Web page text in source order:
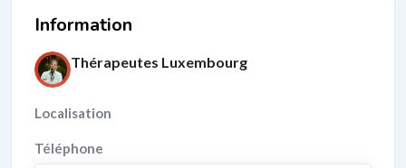
Information
Thérapeutes Luxembourg
Localisation
Téléphone